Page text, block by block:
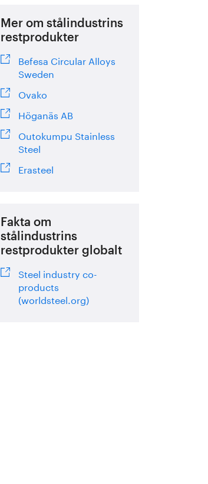
Mer om stålindustrins
restprodukter
Befesa Circular Alloys
Sweden
Ovako
Höganäs AB
Outokumpu Stainless
Steel
Erasteel
Fakta om
stålindustrins
restprodukter globalt
Steel industry co-
products
(worldsteel.org)